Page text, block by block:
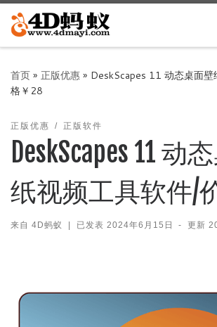
Skip to content
首页» 正版优惠» DeskScapes 11 动态桌面
格￥28
正版优惠 正版软件
DeskScapes 11 动
纸视频工具软件/
来自 4D蚂蚁 | 已发表 2024年6月15日 - 更新